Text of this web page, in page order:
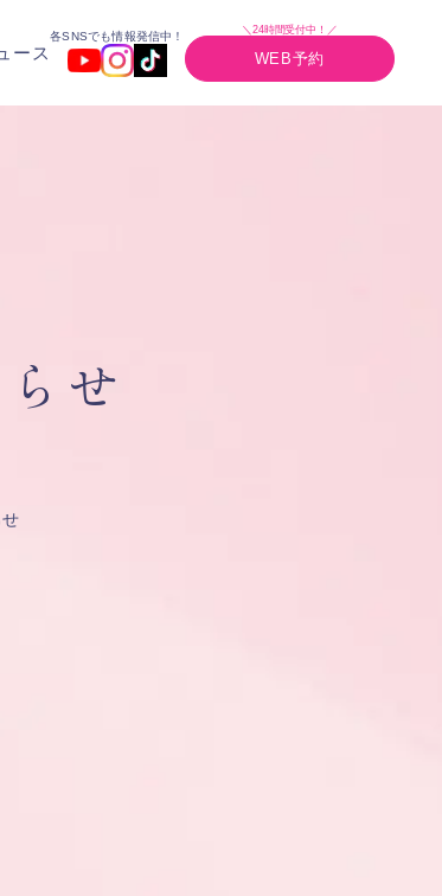
ース
各SNSでも情報発信中！
＼24時間受付中！／
WEB予約
せ